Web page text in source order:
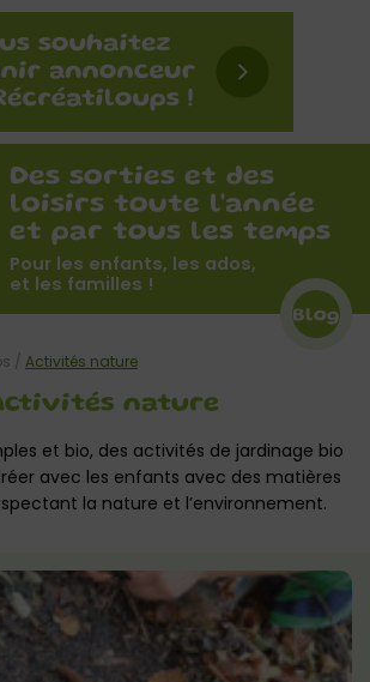
Des sorties et des
loisirs toute l'année
et par tous les temps
Pour les enfants, les ados,
et les familles !
Blog
nature
et bio, des activités de jardinage bio
avec les enfants avec des matières
la nature et l’environnement.
/ Activités nature